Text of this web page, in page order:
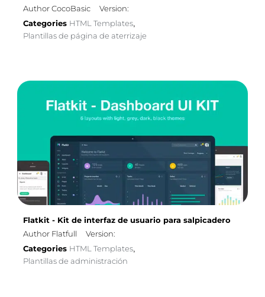
Author CocoBasic
Version:
Categories HTML Templates
Plantillas de página de aterrizaje
Flatkit - Kit de interfaz de usuario para salpicadero
Author Flatfull
Version:
Categories HTML Templates
Plantillas de administración